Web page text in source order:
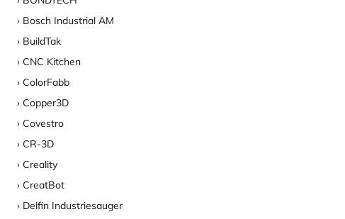
Bosch Industrial AM
BuildTak
CNC Kitchen
ColorFabb
Copper3D
Covestro
CR-3D
Creality
CreatBot
Delfin Industriesauger